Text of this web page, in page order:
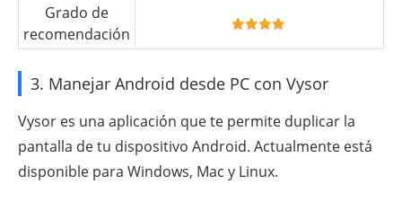
Grado de
recomendación
3. Manejar Android desde PC con Vysor
Vysor es una aplicación que te permite duplicar la
pantalla de tu dispositivo Android. Actualmente está
disponible para Windows, Mac y Linux.